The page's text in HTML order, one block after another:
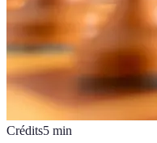
Crédits5 min